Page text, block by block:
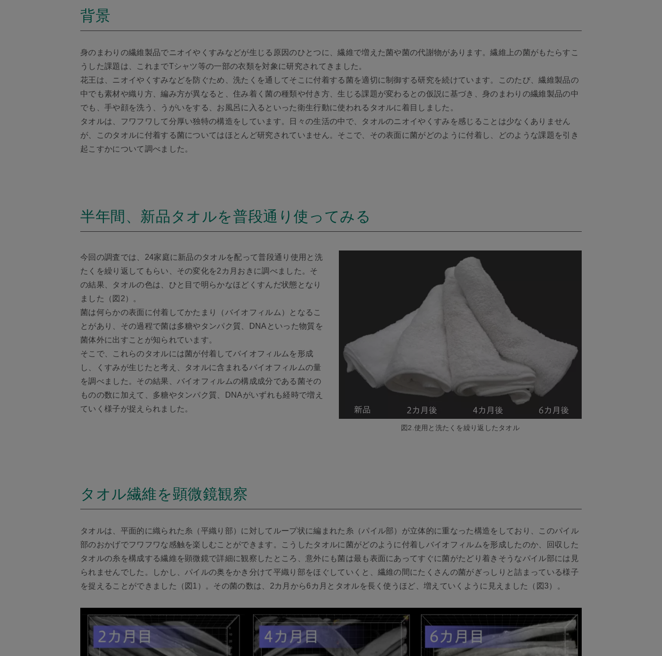
背景
身のまわりの繊維製品でニオイやくすみなどが生じる原因のひとつに、繊維で増えた菌や菌の代謝物があります。繊維上の菌がもたらすこ
うした課題は、これまでTシャツ等の一部の衣類を対象に研究されてきました。
花王は、ニオイやくすみなどを防ぐため、洗たくを通してそこに付着する菌を適切に制御する研究を続けています。このたび、繊維製品の
中でも素材や織り方、編み方が異なると、住み着く菌の種類や付き方、生じる課題が変わるとの仮説に基づき、身のまわりの繊維製品の中
でも、手や顔を洗う、うがいをする、お風呂に入るといった衛生行動に使われるタオルに着目しました。
タオルは、フワフワして分厚い独特の構造をしています。日々の生活の中で、タオルのニオイやくすみを感じることは少なくありません
が、このタオルに付着する菌についてはほとんど研究されていません。そこで、その表面に菌がどのように付着し、どのような課題を引き
起こすかについて調べました。
半年間、新品タオルを普段通り使ってみる
今回の調査では、24家庭に新品のタオルを配って普段通り使用と洗
たくを繰り返してもらい、その変化を2カ月おきに調べました。そ
の結果、タオルの色は、ひと目で明らかなほどくすんだ状態となり
ました（図2）。
菌は何らかの表面に付着してかたまり（バイオフィルム）となるこ
とがあり、その過程で菌は多糖やタンパク質、DNAといった物質を
菌体外に出すことが知られています。
そこで、これらのタオルには菌が付着してバイオフィルムを形成
し、くすみが生じたと考え、タオルに含まれるバイオフィルムの量
を調べました。その結果、バイオフィルムの構成成分である菌その
ものの数に加えて、多糖やタンパク質、DNAがいずれも経時で増え
ていく様子が捉えられました。
図2.使用と洗たくを繰り返したタオル
タオル繊維を顕微鏡観察
タオルは、平面的に織られた糸（平織り部）に対してループ状に編まれた糸（パイル部）が立体的に重なった構造をしており、このパイル
部のおかげでフワフワな感触を楽しむことができます。こうしたタオルに菌がどのように付着しバイオフィルムを形成したのか、回収した
タオルの糸を構成する繊維を顕微鏡で詳細に観察したところ、意外にも菌は最も表面にあってすぐに菌がたどり着きそうなパイル部には見
られませんでした。しかし、パイルの奥をかき分けて平織り部をほぐしていくと、繊維の間にたくさんの菌がぎっしりと詰まっている様子
を捉えることができました（図1）。その菌の数は、2カ月から6カ月とタオルを長く使うほど、増えていくように見えました（図3）。